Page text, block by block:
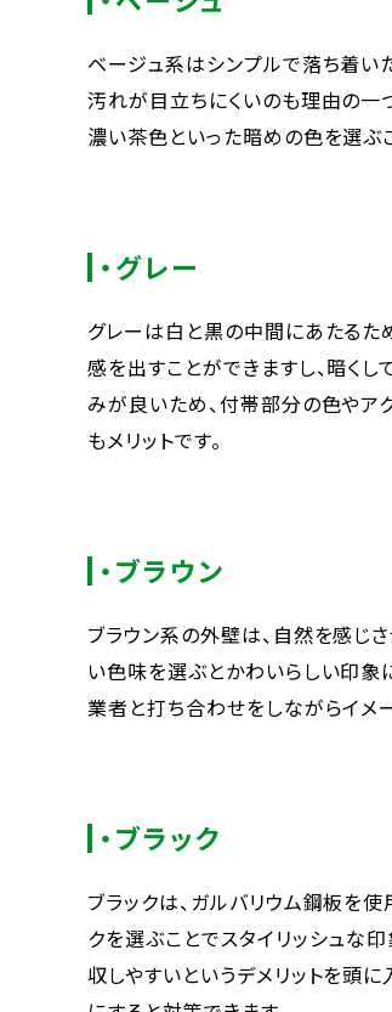
ベージュ系はシンプルで落ち着い
汚れが目立ちにくいのも理由の一
濃い茶色といった暗めの色を選ぶ
・グレー
グレーは白と黒の中間にあたるた
感を出すことができますし、暗く
みが良いため、付帯部分の色やア
もメリットです。
・ブラウン
ブラウン系の外壁は、自然を感じ
い色味を選ぶとかわいらしい印象
業者と打ち合わせをしながらイメ
・ブラック
ブラックは、ガルバリウム鋼板を
クを選ぶことでスタイリッシュな
収しやすいというデメリットを頭